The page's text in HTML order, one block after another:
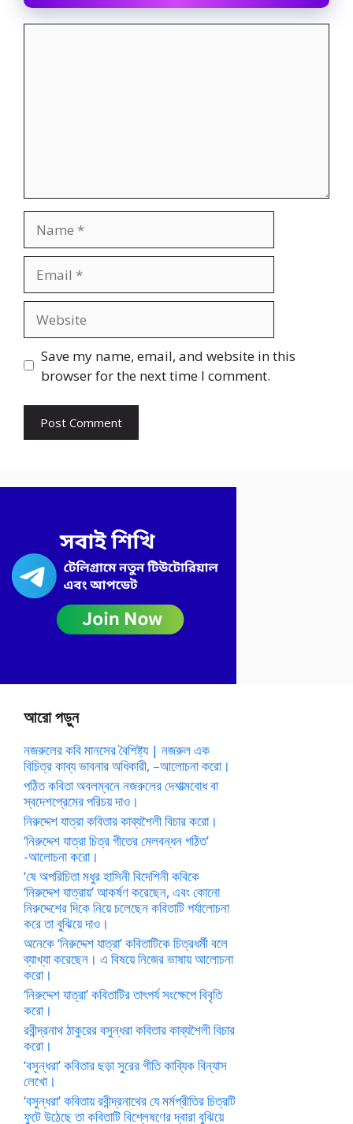
Save my name, email, and website in this
browser for the next time I comment.
আরো পড়ুন
নজরুলের কবি মানসের বৈশিষ্ট্য | নজরুল এক
বিচিত্র কাব্য ভাবনার অধিকারী, –আলোচনা করো।
পঠিত কবিতা অবলম্বনে নজরুলের দেশাত্মবোধ বা
স্বদেশপ্রেমের পরিচয় দাও।
নিরুদ্দেশ যাত্রা কবিতার কাব্যশৈলী বিচার করো।
‘নিরুদ্দেশ যাত্রা চিত্র গীতের মেলবন্ধন গঠিত’
-আলোচনা করো।
‘ষে অপরিচিতা মধুর হাসিনী বিদেশিনী কবিকে
‘নিরুদ্দেশ যাত্রায়’ আকর্ষণ করেছেন, এবং কোনো
নিরুদ্দেশের দিকে নিয়ে চলেছেন কবিতাটি পর্যালোচনা
করে তা বুঝিয়ে দাও।
অনেকে ‘নিরুদ্দেশ যাত্রা’ কবিতাটিকে চিত্রধর্মী বলে
ব্যাখ্যা করেছেন। এ বিষয়ে নিজের ভাষায় আলোচনা
করো।
‘নিরুদ্দেশ যাত্রা’ কবিতাটির তাৎপর্য সংক্ষেপে বিবৃতি
করো।
রবীন্দ্রনাথ ঠাকুরের বসুন্ধরা কবিতার কাব্যশৈলী বিচার
করো।
‘বসুন্ধরা’ কবিতার ছড়া সুরের গীতি কাব্যিক বিন্যাস
লেখো।
‘বসুন্ধরা’ কবিতায় রবীন্দ্রনাথের যে মর্মপ্রীতির চিত্রটি
ফুটে উঠেছে তা কবিতাটি বিশ্লেষণের দ্বারা বুঝিয়ে